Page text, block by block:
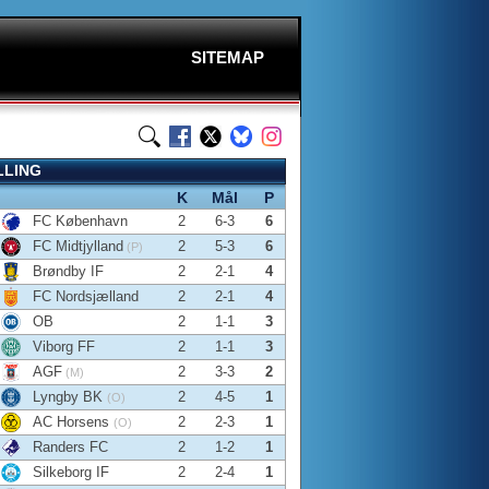
SITEMAP
K
Mål P
FC København 2 6-3
6
FC Midtjylland (P) 2 5-3
6
Brøndby IF
2 2-1
4
FC Nordsjælland
2 2-1
4
OB
2 1-1
3
Viborg FF
2 1-1
3
AGF (M) 2 3-3
2
Lyngby BK (O) 2 4-5
1
AC Horsens (O) 2 2-3
1
Randers FC
2 1-2
1
Silkeborg IF
2 2-4 1